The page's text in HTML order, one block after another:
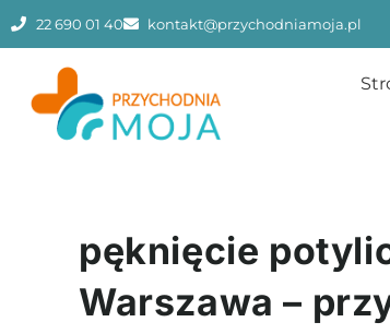
22 690 01 40 kontakt@przychodniamoja.pl
pęknięcie
Warszawa –